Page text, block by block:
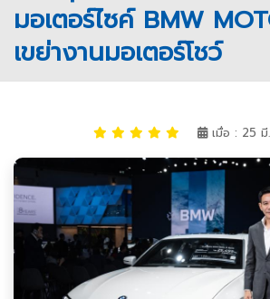
มอเตอร์ไซค์ BMW
เขย่างานมอเตอร์โชว์
เมื่อ : 25 มี